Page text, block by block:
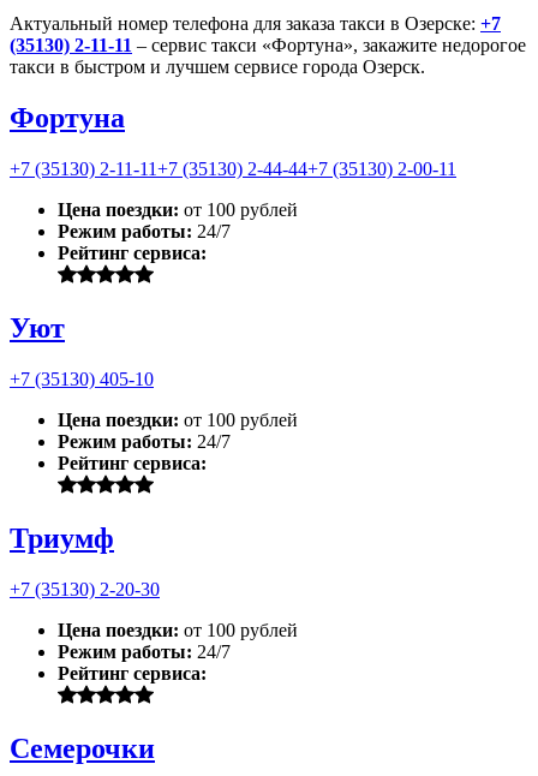
Актуальный номер телефона для заказа такси в Озерске: +7
(35130) 2-11-11 – сервис такси «Фортуна», закажите недорогое
такси в быстром и лучшем сервисе города Озерск.
Фортуна
+7 (35130) 2-11-11+7 (35130) 2-44-44+7 (35130) 2-00-11
Цена поездки: от 100 рублей
Режим работы: 24/7
Рейтинг сервиса:
Уют
+7 (35130) 405-10
Цена поездки: от 100 рублей
Режим работы: 24/7
Рейтинг сервиса:
Триумф
+7 (35130) 2-20-30
Цена поездки: от 100 рублей
Режим работы: 24/7
Рейтинг сервиса:
Семерочки